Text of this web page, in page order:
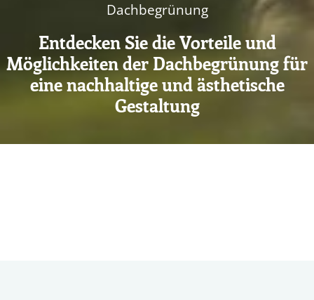
Dachbegrünung
Entdecken Sie die Vorteile und
Möglichkeiten der Dachbegrünung für
eine nachhaltige und ästhetische
Gestaltung